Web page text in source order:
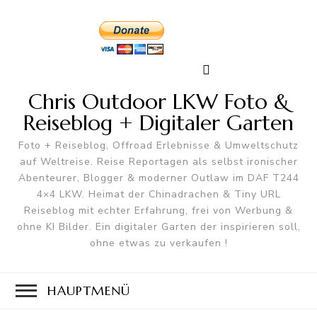
Chris Outdoor LKW Foto &
Reiseblog + Digitaler Garten
Foto + Reiseblog, Offroad Erlebnisse & Umweltschutz
auf Weltreise. Reise Reportagen als selbst ironischer
Abenteurer, Blogger & moderner Outlaw im DAF T244
4×4 LKW. Heimat der Chinadrachen & Tiny URL
Reiseblog mit echter Erfahrung, frei von Werbung &
ohne KI Bilder. Ein digitaler Garten der inspirieren soll,
ohne etwas zu verkaufen !
HAUPTMENÜ